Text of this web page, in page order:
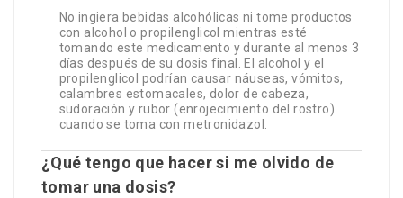
No ingiera bebidas alcohólicas ni tome productos
con alcohol o propilenglicol mientras esté
tomando este medicamento y durante al menos 3
días después de su dosis final. El alcohol y el
propilenglicol podrían causar náuseas, vómitos,
calambres estomacales, dolor de cabeza,
sudoración y rubor (enrojecimiento del rostro)
cuando se toma con metronidazol.
¿Qué tengo que hacer si me olvido de
tomar una dosis?